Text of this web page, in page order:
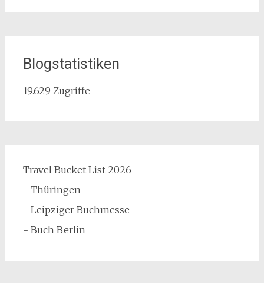
Blogstatistiken
19.629 Zugriffe
Travel Bucket List 2026
- Thüringen
- Leipziger Buchmesse
- Buch Berlin